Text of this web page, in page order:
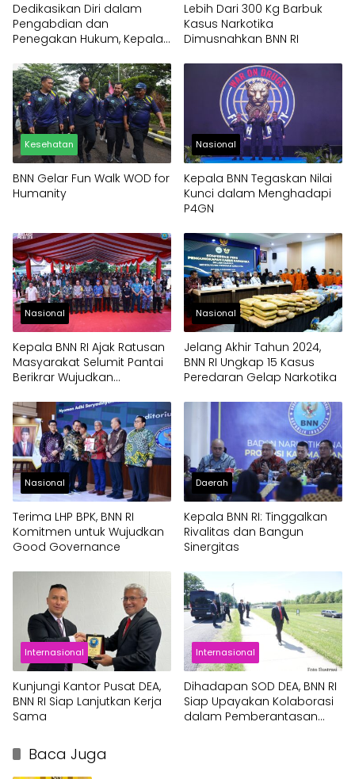
Dedikasikan Diri dalam
Pengabdian dan
Penegakan Hukum, Kepala
Doktor HC
Lebih Dari 300 Kg Barbuk
Kasus Narkotika
Dimusnahkan BNN RI
Kesehatan
BNN Gelar Fun Walk WOD for
Humanity
Nasional
Kepala BNN Tegaskan Nilai
Kunci dalam Menghadapi
P4GN
Nasional
Kepala BNN RI Ajak Ratusan
Masyarakat Selumit Pantai
Berikrar Wujudkan
Nasional
Jelang Akhir Tahun 2024,
BNN RI Ungkap 15 Kasus
Peredaran Gelap Narkotika
Nasional
Terima LHP BPK, BNN RI
Komitmen untuk Wujudkan
Good Governance
Daerah
Kepala BNN RI: Tinggalkan
Rivalitas dan Bangun
Sinergitas
Internasional
Kunjungi Kantor Pusat DEA,
BNN RI Siap Lanjutkan Kerja
Sama
Internasional
Dihadapan SOD DEA, BNN RI
Siap Upayakan Kolaborasi
dalam Pemberantasan
Baca Juga